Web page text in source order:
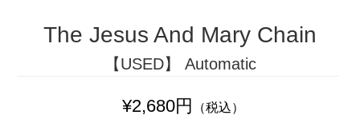
The Jesus And Mary Chain
【USED】 Automatic
¥2,680円 （税込）